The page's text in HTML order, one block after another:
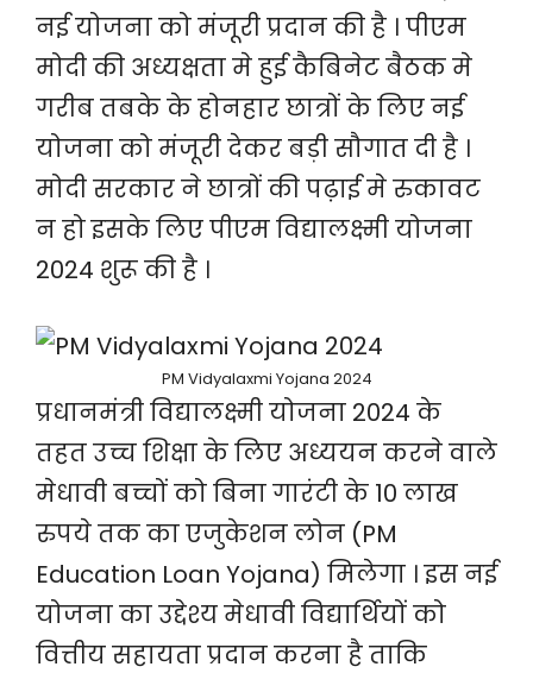
नई योजना को मंजूरी प्रदान की है । पीएम
मोदी की अध्यक्षता मे हुई कैबिनेट बैठक मे
गरीब तबके के होनहार छात्रों के लिए नई
योजना को मंजूरी देकर बड़ी सौगात दी है ।
मोदी सरकार ने छात्रों की पढ़ाई मे रुकावट
न हो इसके लिए पीएम विद्यालक्ष्मी योजना
2024 शुरू की है ।
PM Vidyalaxmi Yojana 2024
प्रधानमंत्री विद्यालक्ष्मी योजना 2024 के
तहत उच्च शिक्षा के लिए अध्ययन करने वाले
मेधावी बच्चों को बिना गारंटी के 10 लाख
रुपये तक का एजुकेशन लोन (PM
Education Loan Yojana) मिलेगा । इस नई
योजना का उद्देश्य मेधावी विद्यार्थियों को
वित्तीय सहायता प्रदान करना है ताकि